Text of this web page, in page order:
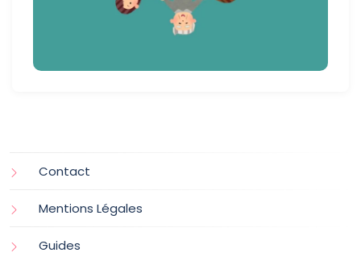
Contact
Mentions Légales
Guides